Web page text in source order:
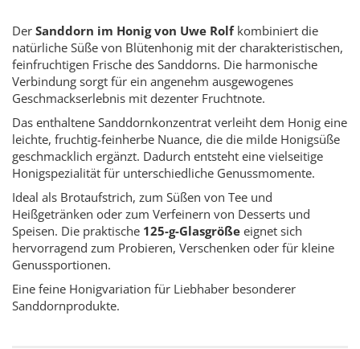
Der Sanddorn im Honig von Uwe Rolfkombiniert die
natürliche Süße von Blütenhonig mit der charakteristischen,
feinfruchtigen Frische des Sanddorns. Die harmonische
Verbindung sorgt für ein angenehm ausgewogenes
Geschmackserlebnis mit dezenter Fruchtnote.
Das enthaltene Sanddornkonzentrat verleiht dem Honig eine
leichte, fruchtig-feinherbe Nuance, die die milde Honigsüße
geschmacklich ergänzt. Dadurch entsteht eine vielseitige
Honigspezialität für unterschiedliche Genussmomente.
Ideal als Brotaufstrich, zum Süßen von Tee und
Heißgetränken oder zum Verfeinern von Desserts und
Speisen. Die praktische 125-g-Glasgröße eignet sich
hervorragend zum Probieren, Verschenken oder für kleine
Genussportionen.
Eine feine Honigvariation für Liebhaber besonderer
Sanddornprodukte.